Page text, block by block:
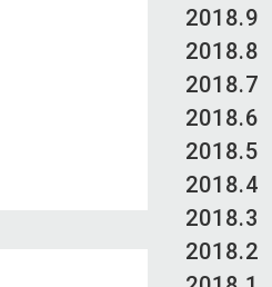
2018.9
2018.8
2018.7
2018.6
2018.5
2018.4
2018.3
2018.2